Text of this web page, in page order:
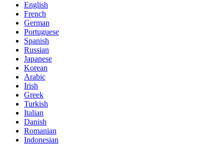
English
French
German
Portuguese
Spanish
Russian
Japanese
Korean
Arabic
Irish
Greek
Turkish
Italian
Danish
Romanian
Indonesian